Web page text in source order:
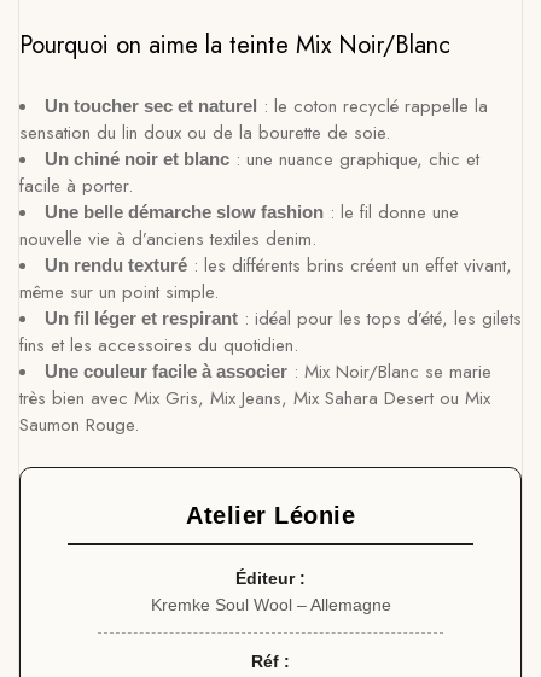
Pourquoi on aime la teinte Mix Noir/Blanc
Un toucher sec et naturel : le coton recyclé rappelle la
sensation du lin doux ou de la bourette de soie.
Un chiné noir et blanc : une nuance graphique, chic et
facile à porter.
Une belle démarche slow fashion : le fil donne une
nouvelle vie à d’anciens textiles denim.
Un rendu texturé : les différents brins créent un effet vivant,
même sur un point simple.
Un fil léger et respirant : idéal pour les tops d’été, les gilets
fins et les accessoires du quotidien.
Une couleur facile à associer : Mix Noir/Blanc se marie
très bien avec Mix Gris, Mix Jeans, Mix Sahara Desert ou Mix
Saumon Rouge.
Atelier Léonie
Éditeur :
Kremke Soul Wool – Allemagne
Réf :